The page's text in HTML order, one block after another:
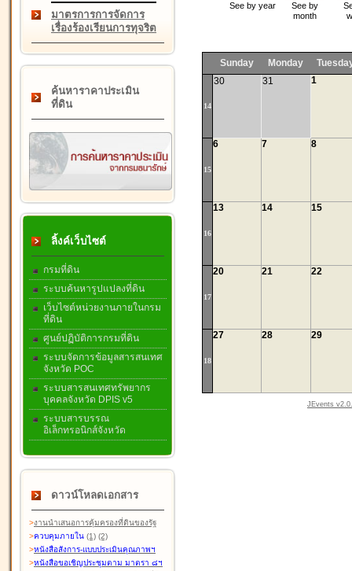
มาตรการการจัดการ
เรื่องร้องเรียนการทุจริต
ค้นหาราคาประเมิน
ที่ดิน
ลิ้งค์เว็บไซต์
กรมที่ดิน
ระบบค้นหารูปแปลงที่ดิน
เว็บไซต์หน่วยงานภายในกรม
ที่ดิน
ศูนย์ปฏิบัติการกรมที่ดิน
ระบบจัดการข้อมูลสารสนเทศ
จังหวัด POC
ระบบสารสนเทศทรัพยากร
บุคคลจังหวัด DPIS v5
ระบบสารบรรณ
อิเล็กทรอนิกส์จังหวัด
ดาวน์โหลดเอกสาร
>งานนำเสนอการคุ้มครองที่ดินของรัฐ
>ควบคุมภายใน (1) (2)
>หนังสือสังการ-แบบประเมินคุณภาพฯ
>หนังสือขอเชิญประชุมตาม มาตรา ๘ฯ
See by year
See by
month
Sunday Monday
14
30 31 1
15
6 7 8
16
13 14 15
17
20 21 22
18
27 28 29
JEvents